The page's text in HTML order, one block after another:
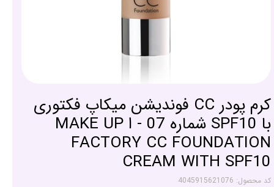
کرم پودر CC فوندیشن میکاپ فکتوری
با SPF10 شماره 07 - ا MAKE UP
FACTORY CC FOUNDATION
CREAM WITH SPF10
کد محصول: 4045915621076